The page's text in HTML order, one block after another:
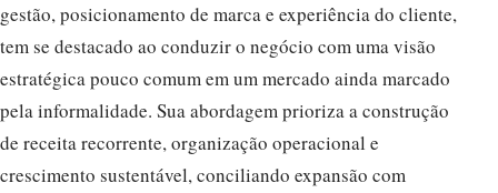
gestão, posicionamento de marca e experiência do cliente,
tem se destacado ao conduzir o negócio com uma visão
estratégica pouco comum em um mercado ainda marcado
pela informalidade. Sua abordagem prioriza a construção
de receita recorrente, organização operacional e
crescimento sustentável, conciliando expansão com